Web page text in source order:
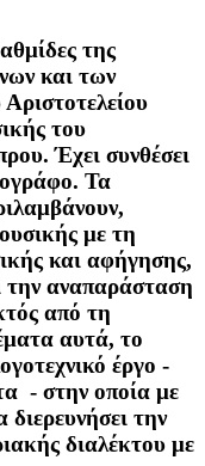
της
και των
του
Έχει συνθέσει
Τα
με τη
και αφήγησης,
την αναπαράσταση
από τη
αυτά, το
έργο -
- στην οποία με
διερευνήσει την
διαλέκτου με